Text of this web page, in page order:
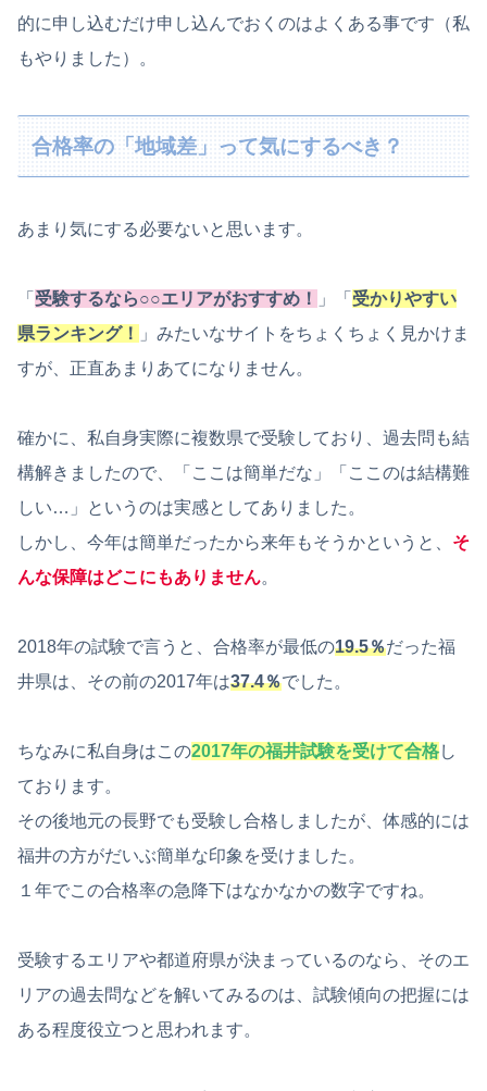
的に申し込むだけ申し込んでおくのはよくある事です（私
もやりました）。
合格率の「地域差」って気にするべき？
あまり気にする必要ないと思います。
「 受験するなら○○エリアがおすすめ！ 」「 受かりやすい
県ランキング！
」みたいなサイトをちょくちょく見かけま
すが、正直あまりあてになりません。
確かに、私自身実際に複数県で受験しており、過去問も結
構解きましたので、「ここは簡単だな」「ここのは結構難
しい…」というのは実感としてありました。
しかし、今年は簡単だったから来年もそうかというと、 そ
んな保障はどこにもありません。
2018年の試験で言うと、合格率が最低の19.5％だった福
井県は、その前の2017年は37.4％でした。
ちなみに私自身はこの2017年の福井試験を受けて合格し
ております。
その後地元の長野でも受験し合格しましたが、体感的には
福井の方がだいぶ簡単な印象を受けました。
１年でこの合格率の急降下はなかなかの数字ですね。
受験するエリアや都道府県が決まっているのなら、そのエ
リアの過去問などを解いてみるのは、試験傾向の把握には
ある程度役立つと思われます。